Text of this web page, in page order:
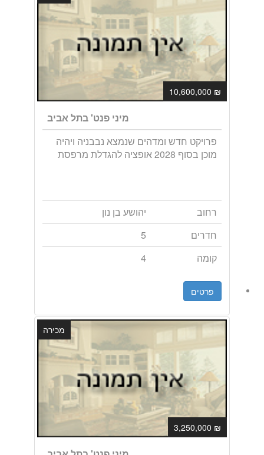
₪ 10,600,000
מיני פנט' בתל אביב
פרויקט חדש ומדהים שנמצא נבבניה ויהיה
מוכן בסוף 2028 אופציה להגדלת מרפסת
רחוב
יהושע בן נון
חדרים
5
קומה
4
פרטים
₪ 3,250,000
מכירה